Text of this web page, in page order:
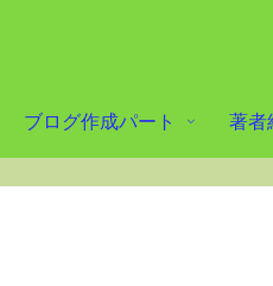
ブログ作成パート 著者